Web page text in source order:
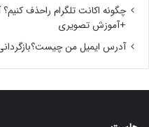
چگونه اکانت تلگرام راحذف
+آموزش تصویری
آدرس ایمیل من